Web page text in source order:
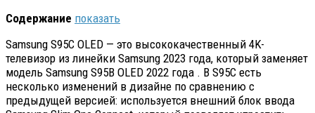
Содержание показать
Samsung S95C OLED — это высококачественный 4K-
телевизор из линейки Samsung 2023 года, который заменяет
модель Samsung S95B OLED 2022 года . В S95C есть
несколько изменений в дизайне по сравнению с
предыдущей версией: используется внешний блок ввода